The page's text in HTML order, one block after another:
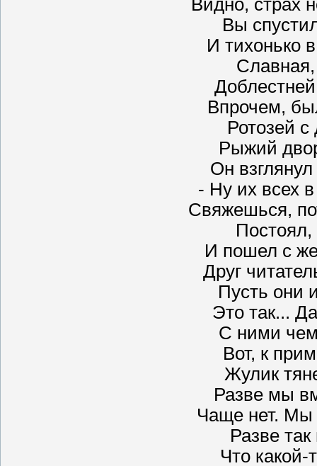
Видно, страх
Вы
И тихонько
Впрочем,
Ротозей
Рыжий
Он взглянул
- Ну их всех
Свяжешься,
Постоял,
И пошел с
Друг
Пусть они
Это так...
С ними
Вот, к
Жулик
Разве мы
Чаще нет. Мы
Разве
Что какой-